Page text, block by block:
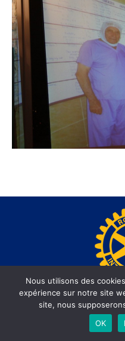
www.rotary-
Nous utilisons des
expérience sur notre site
site, nous
OK